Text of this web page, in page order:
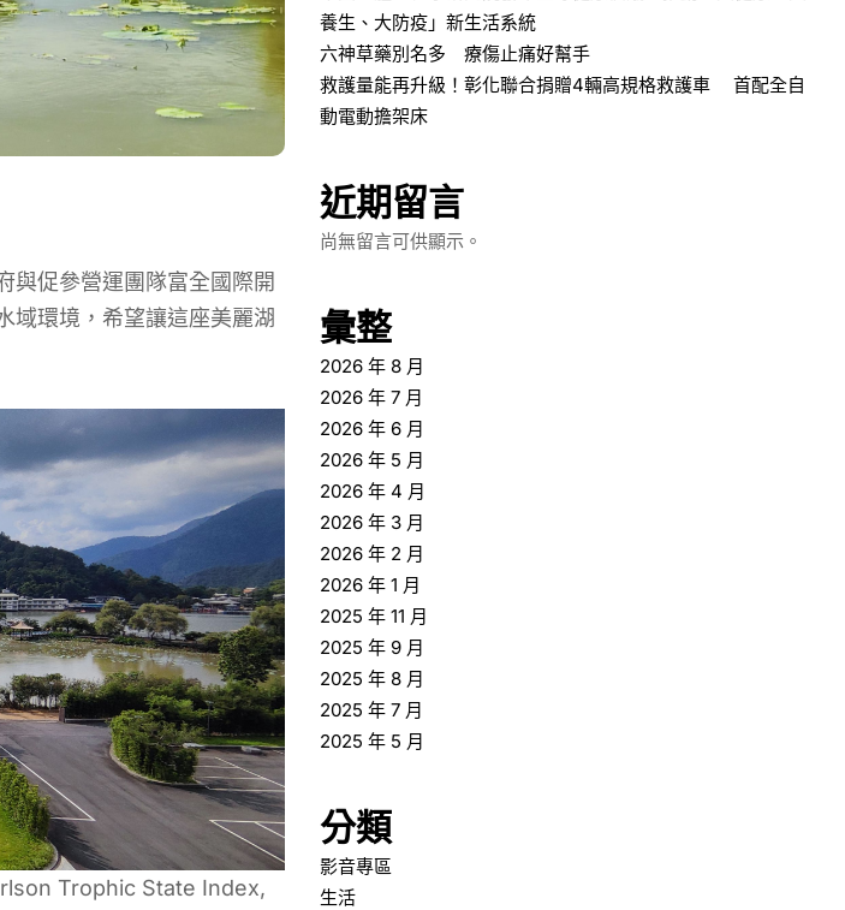
與促參營運團隊富全國際開
域環境，希望讓這座美麗湖
Trophic State Index,
養生、大防疫」新生活系統
六神草藥別名多 療傷止痛好幫手
救護量能再升級！彰化聯合捐贈4輛高規格救護車 首配全自
動電動擔架床
近期留言
尚無留言可供顯示。
彙整
2026 年 8 月
2026 年 7 月
2026 年 6 月
2026 年 5 月
2026 年 4 月
2026 年 3 月
2026 年 2 月
2026 年 1 月
2025 年 11 月
2025 年 9 月
2025 年 8 月
2025 年 7 月
2025 年 5 月
分類
影音專區
生活